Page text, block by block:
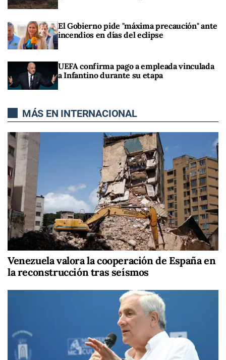
El Gobierno pide "máxima precaución" ante
incendios en días del eclipse
UEFA confirma pago a empleada vinculada
a Infantino durante su etapa
MÁS EN INTERNACIONAL
Venezuela valora la cooperación de España en
la reconstrucción tras seísmos